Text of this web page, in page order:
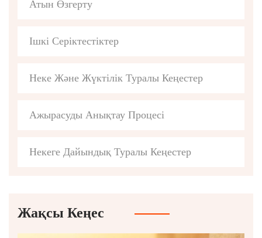
Атын Өзгерту
Ішкі Серіктестіктер
Неке Және Жүктілік Туралы Кеңестер
Ажырасуды Анықтау Процесі
Некеге Дайындық Туралы Кеңестер
Жақсы Кеңес